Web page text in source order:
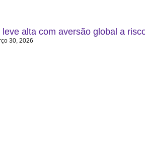
alta com aversão global a
30, 2026